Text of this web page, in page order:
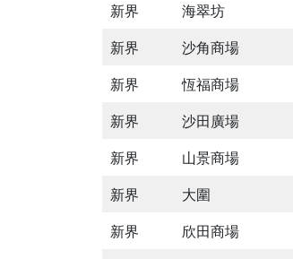
新界
海翠坊
新界
沙角商場
新界
恆福商場
新界
沙田廣場
新界
山景商場
新界
大圍
新界
欣田商場